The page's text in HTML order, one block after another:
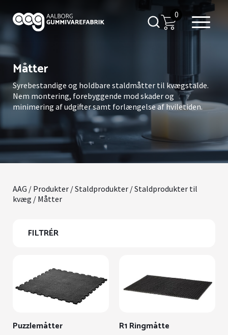
0
Måtter
Syrebestandige og holdbare staldmåtter til kvægstalde.
Nem montering, forebyggende mod skader og
minimering af udgifter samt forlængelse af hviletiden.
AAG / Produkter /Staldprodukter /Staldprodukter til
kvæg / Måtter
FILTRÉR
Puzzlemåtter R1 Ringmåtte